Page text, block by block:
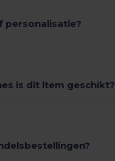
personalisatie?
is dit item geschikt?